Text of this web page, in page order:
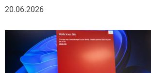
20.06.2026